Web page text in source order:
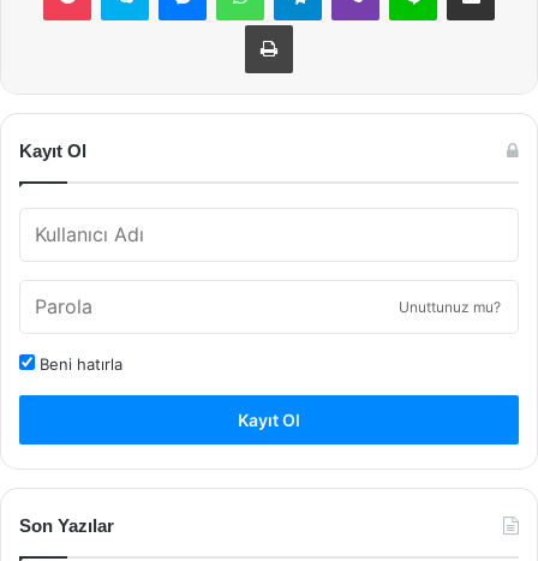
Yazdır
Kayıt Ol
Unuttunuz mu?
Beni hatırla
Kayıt Ol
Son Yazılar